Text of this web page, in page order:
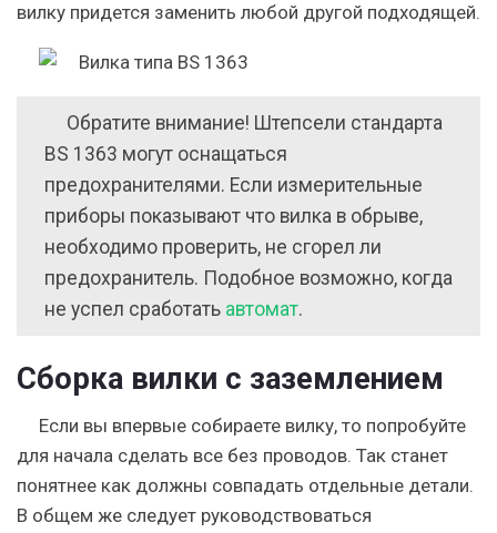
вилку придется заменить любой другой подходящей.
Обратите внимание! Штепсели стандарта
BS 1363 могут оснащаться
предохранителями. Если измерительные
приборы показывают что вилка в обрыве,
необходимо проверить, не сгорел ли
предохранитель. Подобное возможно, когда
не успел сработать автомат.
Сборка вилки с заземлением
Если вы впервые собираете вилку, то попробуйте
для начала сделать все без проводов. Так станет
понятнее как должны совпадать отдельные детали.
В общем же следует руководствоваться